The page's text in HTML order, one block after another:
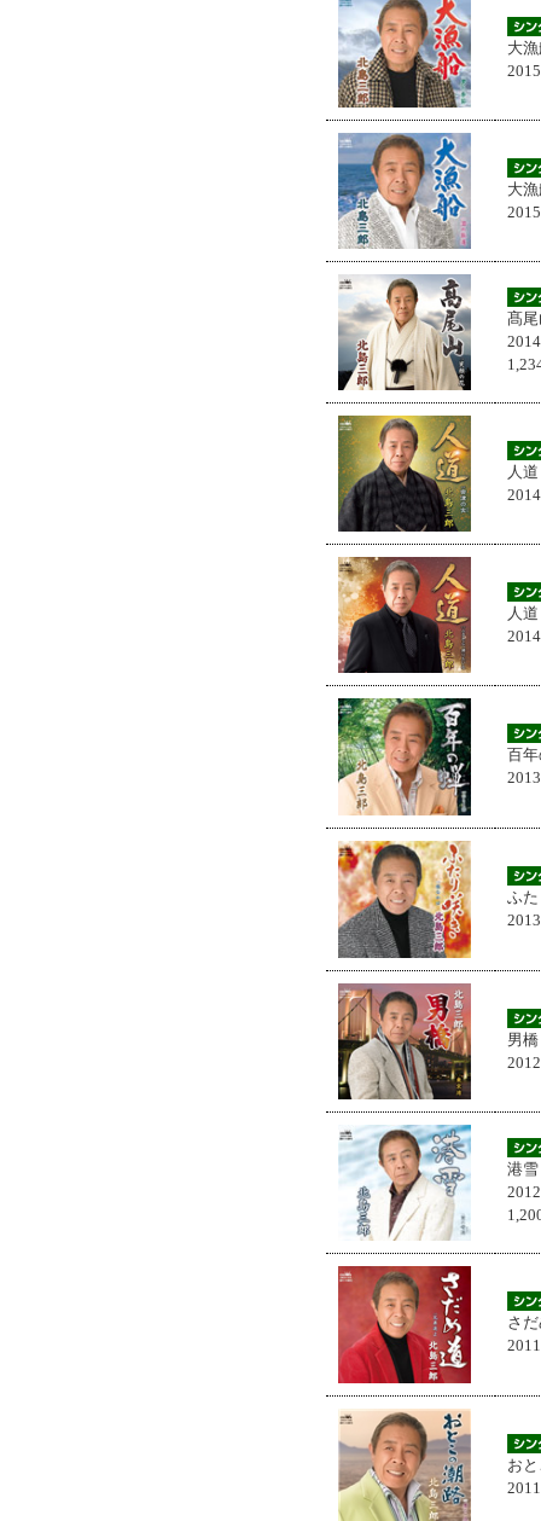
大
大
髙
人
人
百
ふ
男橋
港雪
さ
お